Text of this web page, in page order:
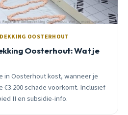
OOSTERHOUT
Oosterhout: Wat je
in Oosterhout kost, wanneer je
€3.200 schade voorkomt. Inclusief
II en subsidie-info.